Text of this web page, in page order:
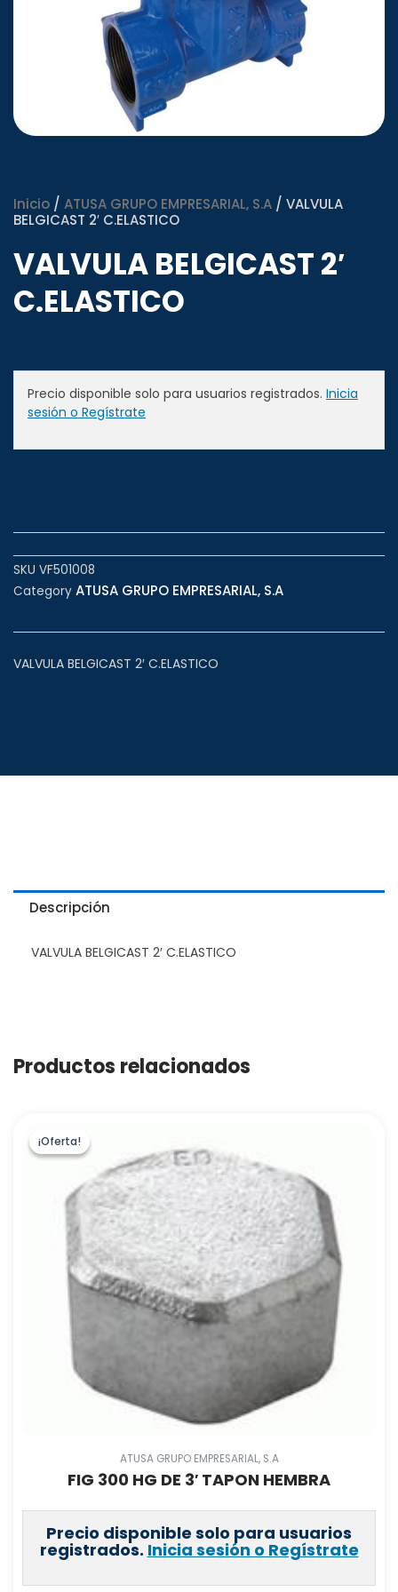
Inicio / ATUSA GRUPO EMPRESARIAL, S.A / VALVULA
BELGICAST 2′ C.ELASTICO
VALVULA BELGICAST 2′
C.ELASTICO
Precio disponible solo para usuarios registrados. Inicia
sesión o Regístrate
SKU VF501008
Category ATUSA GRUPO EMPRESARIAL, S.A
VALVULA BELGICAST 2′ C.ELASTICO
Descripción
VALVULA BELGICAST 2′ C.ELASTICO
Productos relacionados
¡Oferta!
¡Oferta!
ATUSA GRUPO EMPRESARIAL, S.A
FIG 300 HG DE 3′ TAPON HEMBRA
Precio disponible solo para usuarios
registrados. Inicia sesión o Regístrate